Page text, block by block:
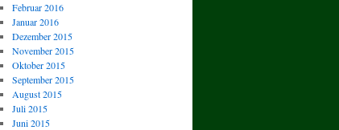
Februar 2016
Januar 2016
Dezember 2015
November 2015
Oktober 2015
September 2015
August 2015
Juli 2015
Juni 2015